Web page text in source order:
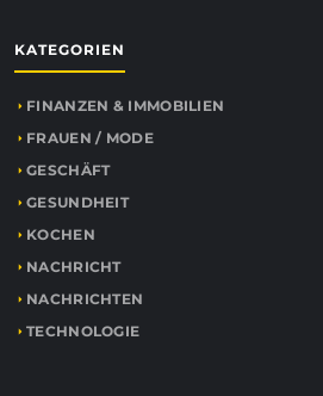
KATEGORIEN
FINANZEN & IMMOBILIEN
FRAUEN / MODE
GESCHÄFT
GESUNDHEIT
KOCHEN
NACHRICHT
NACHRICHTEN
TECHNOLOGIE